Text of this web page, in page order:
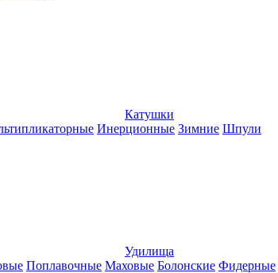
Катушки
Инерционные Зимние Шпули
Удилища
Поплавочные Маховые Болонские Фидерные